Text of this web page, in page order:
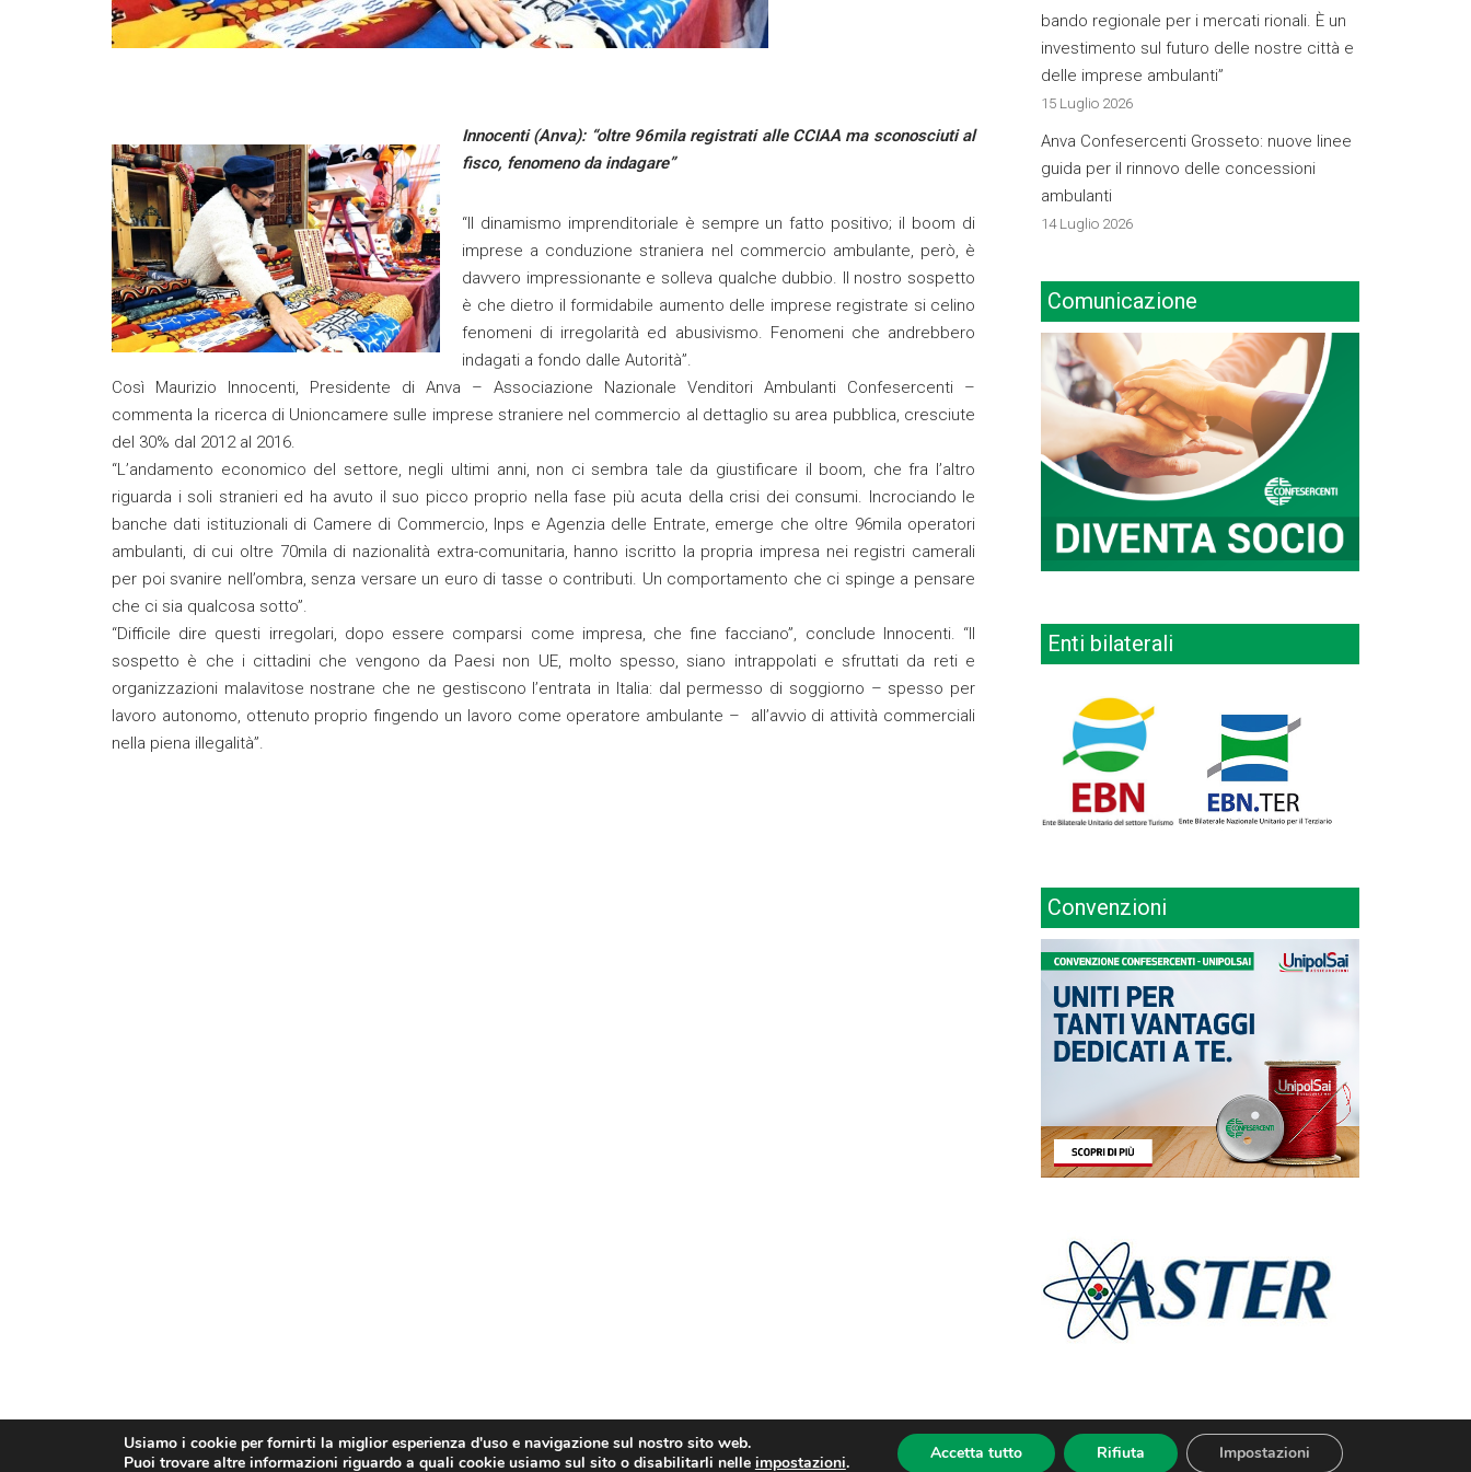
Innocenti (Anva): “oltre 96mila registrati alle CCIAA ma sconosciuti al
fisco, fenomeno da indagare”
“Il dinamismo imprenditoriale è sempre un fatto positivo; il boom di
imprese a conduzione straniera nel commercio ambulante, però, è
davvero impressionante e solleva qualche dubbio. Il nostro sospetto
è che dietro il formidabile aumento delle imprese registrate si celino
fenomeni di irregolarità ed abusivismo. Fenomeni che andrebbero
indagati a fondo dalle Autorità”.
Così Maurizio Innocenti, Presidente di Anva – Associazione Nazionale Venditori Ambulanti Confesercenti –
commenta la ricerca di Unioncamere sulle imprese straniere nel commercio al dettaglio su area pubblica, cresciute
del 30% dal 2012 al 2016.
“L’andamento economico del settore, negli ultimi anni, non ci sembra tale da giustificare il boom, che fra l’altro
riguarda i soli stranieri ed ha avuto il suo picco proprio nella fase più acuta della crisi dei consumi. Incrociando le
banche dati istituzionali di Camere di Commercio, Inps e Agenzia delle Entrate, emerge che oltre 96mila operatori
ambulanti, di cui oltre 70mila di nazionalità extra-comunitaria, hanno iscritto la propria impresa nei registri camerali
per poi svanire nell’ombra, senza versare un euro di tasse o contributi. Un comportamento che ci spinge a pensare
che ci sia qualcosa sotto”.
“Difficile dire questi irregolari, dopo essere comparsi come impresa, che fine facciano”, conclude Innocenti. “Il
sospetto è che i cittadini che vengono da Paesi non UE, molto spesso, siano intrappolati e sfruttati da reti e
organizzazioni malavitose nostrane che ne gestiscono l’entrata in Italia: dal permesso di soggiorno – spesso per
lavoro autonomo, ottenuto proprio fingendo un lavoro come operatore ambulante – all’avvio di attività commerciali
nella piena illegalità”.
bando regionale per i mercati rionali. È un
investimento sul futuro delle nostre città e
delle imprese ambulanti”
15 Luglio 2026
Anva Confesercenti Grosseto: nuove linee
guida per il rinnovo delle concessioni
ambulanti
14 Luglio 2026
Comunicazione
Enti bilaterali
Convenzioni
© Confesercenti | Ufficio stampa: Via Nazionale, 60 00184 Roma fax: 06 4746886 | Sito web sviluppato dadm3
Usiamo i cookie per fornirti la miglior esperienza d'uso e navigazione sul nostro sito web.
Puoi trovare altre informazioni riguardo a quali cookie usiamo sul sito o disabilitarli nelle impostazioni. Accetta tutto Rifiuta Impostazioni